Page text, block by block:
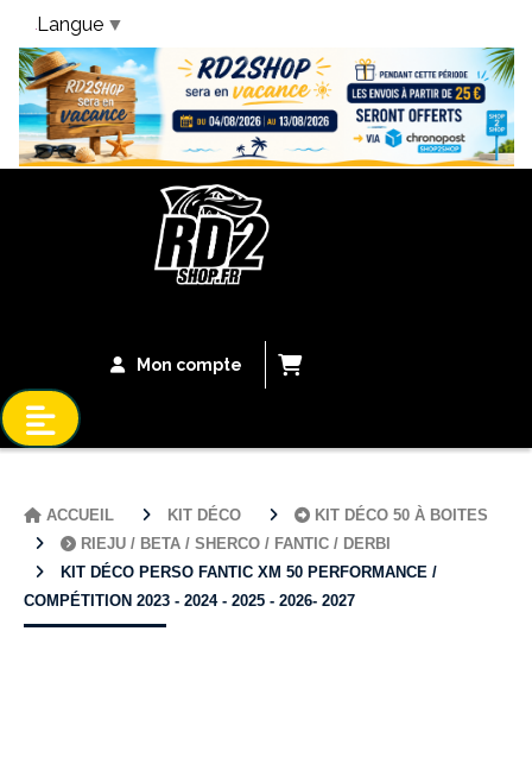
Bandeau Vacances
Mon compte
ACCUEIL KIT DÉCO
KIT DÉCO 50 À BOITES
RIEJU / BETA / SHERCO / FANTIC / DERBI
KIT DÉCO PERSO FANTIC XM 50 PERFORMANCE /
COMPÉTITION 2023 - 2024 - 2025 - 2026- 2027
Langue ▼